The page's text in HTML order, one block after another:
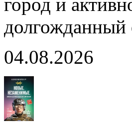
город и
04.08.2026